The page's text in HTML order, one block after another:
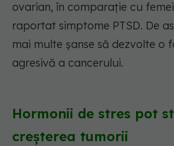
ovarian, în comparație cu
raportat simptome PTSD. De
mai multe șanse să dezvolte o
agresivă a cancerului.
Hormonii de stres pot
creșterea tumorii